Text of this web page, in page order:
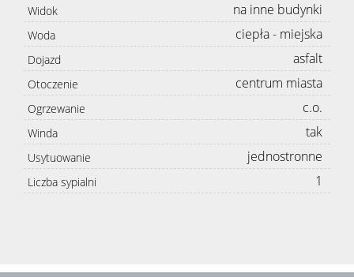
Widok na inne budynki
Woda ciepła - miejska
Dojazd asfalt
Otoczenie centrum miasta
Ogrzewanie c.o.
Winda tak
Usytuowanie jednostronne
Liczba sypialni 1